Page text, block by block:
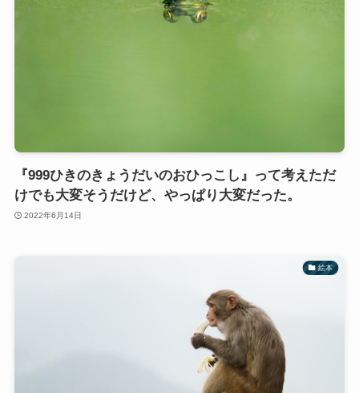
『999ひきのきょうだいのおひっこし』って考えただ
けでも大変そうだけど、やっぱり大変だった。
2022年6月14日
絵本